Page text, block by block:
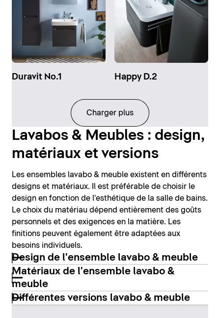
Duravit No.1 Happy D.2
Charger plus
Lavabos & Meubles : design,
matériaux et versions
Les ensembles lavabo & meuble existent en différents
designs et matériaux. Il est préférable de choisir le
design en fonction de l'esthétique de la salle de bains.
Le choix du matériau dépend entièrement des goûts
personnels et des exigences en la matière. Les
finitions peuvent également être adaptées aux
besoins individuels.
Design de l'ensemble lavabo & meuble
Matériaux de l'ensemble lavabo &
meuble
Différentes versions lavabo & meuble